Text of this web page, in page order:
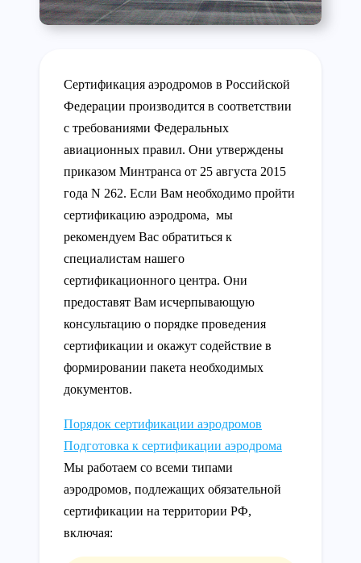
Сертификация аэродромов в Российской
Федерации производится в соответствии
с требованиями Федеральных
авиационных правил. Они утверждены
приказом Минтранса от 25 августа 2015
года N 262. Если Вам необходимо пройти
сертификацию аэродрома, мы
рекомендуем Вас обратиться к
специалистам нашего
сертификационного центра. Они
предоставят Вам исчерпывающую
консультацию о порядке проведения
сертификации и окажут содействие в
формировании пакета необходимых
документов.
Порядок сертификации аэродромов
Подготовка к сертификации аэродрома
Мы работаем со всеми типами
аэродромов, подлежащих обязательной
сертификации на территории РФ,
включая: